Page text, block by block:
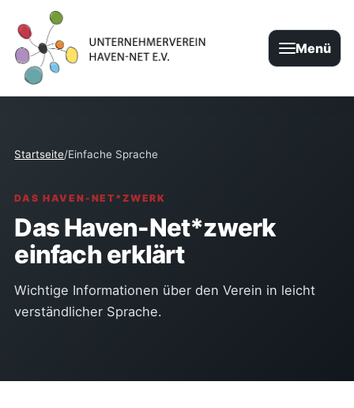
Menü
Startseite/Einfache Sprache
DAS HAVEN-NET*ZWERK
Das Haven-Net*zwerk
einfach erklärt
Wichtige Informationen über den Verein in leicht
verständlicher Sprache.